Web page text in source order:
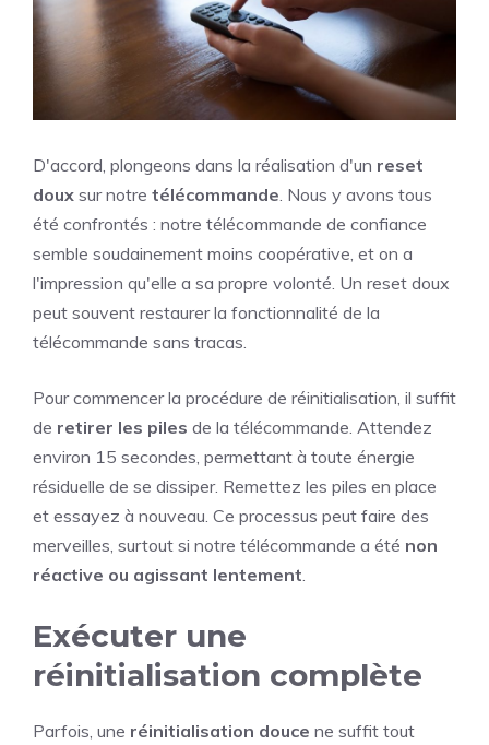
D'accord, plongeons dans la réalisation d'un reset
doux sur notre télécommande. Nous y avons tous
été confrontés : notre télécommande de confiance
semble soudainement moins coopérative, et on a
l'impression qu'elle a sa propre volonté. Un reset doux
peut souvent restaurer la fonctionnalité de la
télécommande sans tracas.
Pour commencer la procédure de réinitialisation, il suffit
de retirer les piles de la télécommande. Attendez
environ 15 secondes, permettant à toute énergie
résiduelle de se dissiper. Remettez les piles en place
et essayez à nouveau. Ce processus peut faire des
merveilles, surtout si notre télécommande a été non
réactive ou agissant lentement.
Exécuter une
réinitialisation complète
Parfois, une réinitialisation douce ne suffit tout